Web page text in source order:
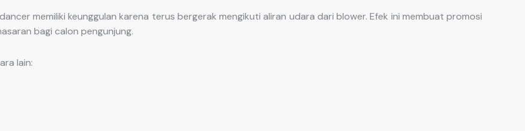
memiliki keunggulan karena terus bergerak mengikuti aliran udara dari blower. Efek ini membuat promosi
bagi calon pengunjung.
lain: